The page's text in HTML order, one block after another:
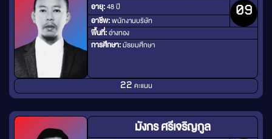
อายุ:48 ปี
อาชีพ:พนักงานบริษัท
09
พื้นที่:อ่างทอง
การศึกษา:มัธยมศึกษา
22 คะแนน
มังกร ศรีเจริญกูล